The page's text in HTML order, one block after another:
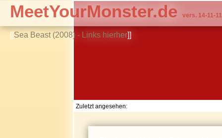
[[Sea Beast (2008) - Links hierher]]
MeetYourMonster.de vers. 14-11-11
Zuletzt angesehen: